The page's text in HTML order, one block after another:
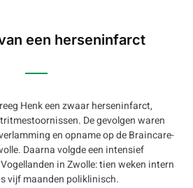
een herseninfarct
Henk een zwaar herseninfarct,
De gevolgen waren
en opname op de Braincare-
Daarna volgde een intensief
in Zwolle: tien weken intern
vijf maanden poliklinisch.